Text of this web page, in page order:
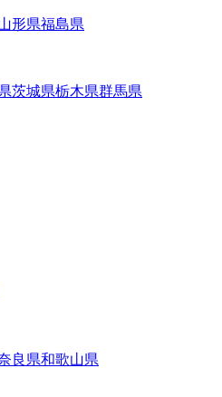
形県福島県
茨城県栃木県群馬県
良県和歌山県